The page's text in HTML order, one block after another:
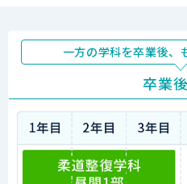
一方の学科を卒業後、
卒業